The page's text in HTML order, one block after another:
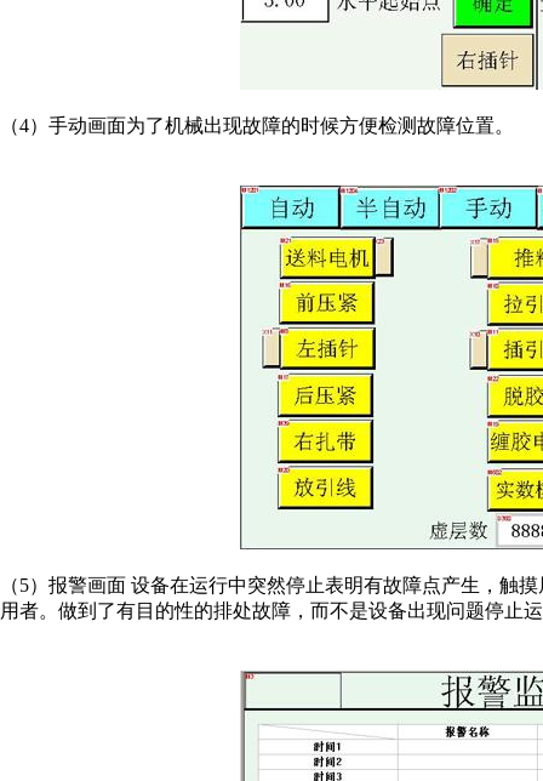
（4）手动画面为了机械出现故障的时候方便检测故障位置。
（5）报警画面 设备在运行中突然停止表明有故障点产生，触
用者。做到了有目的性的排处故障，而不是设备出现问题停止